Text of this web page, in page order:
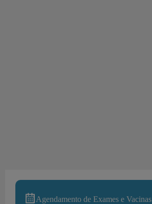
Agendamento de Exames e Vacinas